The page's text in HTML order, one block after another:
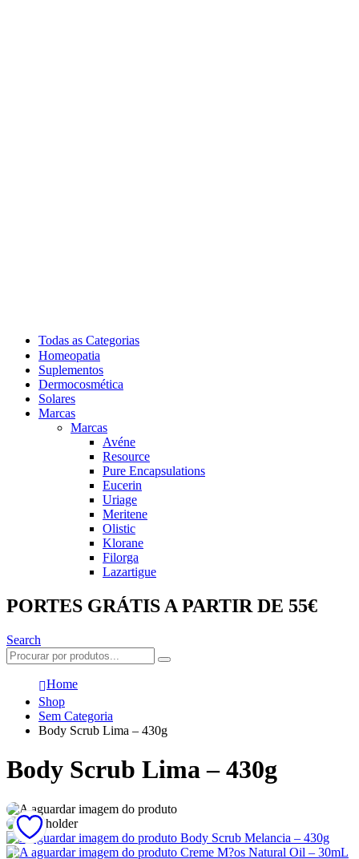
Todas as Categorias
Homeopatia
Suplementos
Dermocosmética
Solares
Marcas
Marcas
Avéne
Resource
Pure Encapsulations
Eucerin
Uriage
Meritene
Olistic
Klorane
Filorga
Lazartigue
PORTES GRÁTIS A PARTIR DE 55€
Search
Home
Shop
Sem Categoria
Body Scrub Lima – 430g
Body Scrub Lima – 430g
Body Scrub Melancia – 430g
Creme M?os Natural Oil – 30mL